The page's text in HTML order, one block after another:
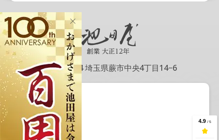
〒335-0004 埼玉県蕨市中央4丁目14−6
会社情報
会社概要
アクセス情報
記事一覧